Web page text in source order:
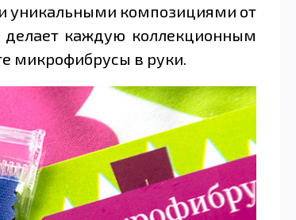
уникальными композициями от
делает каждую коллекционным
микрофибрусы в руки.